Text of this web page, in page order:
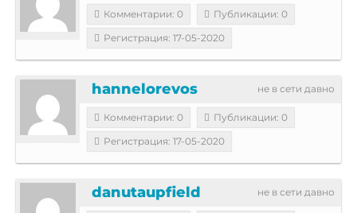
Комментарии: 0
Публикации: 0
Регистрация: 17-05-2020
не в сети давно
hannelorevos
Комментарии: 0
Публикации: 0
Регистрация: 17-05-2020
не в сети давно
danutaupfield